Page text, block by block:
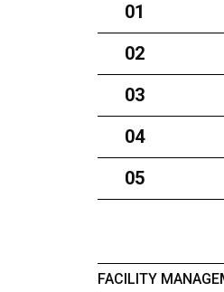
01
02
03
04
05
FACILITY